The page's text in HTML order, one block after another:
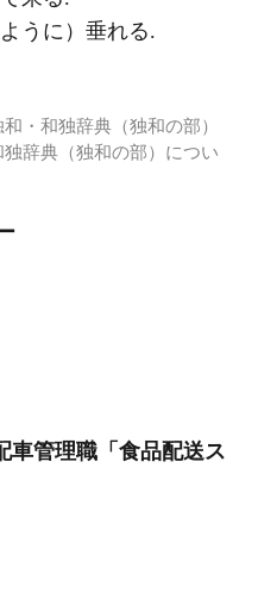
うに）垂れる.
・和独辞典（独和の部）
辞典（独和の部）につい
車管理職「食品配送ス